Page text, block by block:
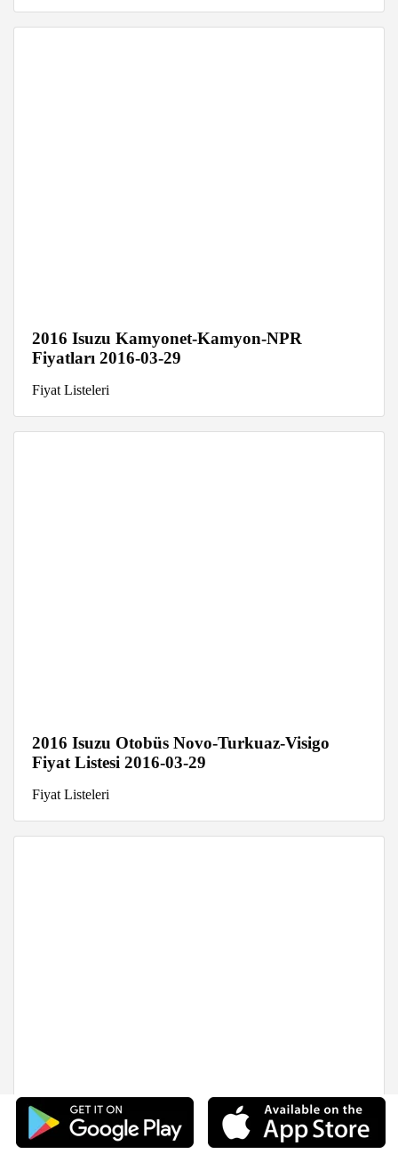
2016 Isuzu Kamyonet-Kamyon-NPR
Fiyatları 2016-03-29
Fiyat Listeleri
2016 Isuzu Otobüs Novo-Turkuaz-Visigo
Fiyat Listesi 2016-03-29
Fiyat Listeleri
2016 Isuzu D-Max 4x2 4x4 Fiyatları 2016-03-